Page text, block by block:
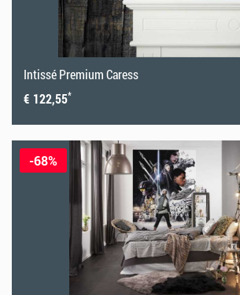
Intissé Premium Caress
€ 122,55*
-68%